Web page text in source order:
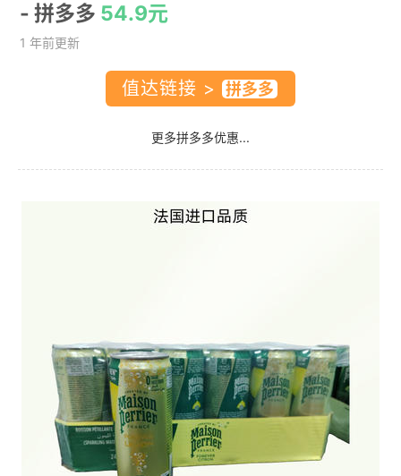
- 拼多多 54.9元
1 年前更新
值达链接 >
更多拼多多优惠...